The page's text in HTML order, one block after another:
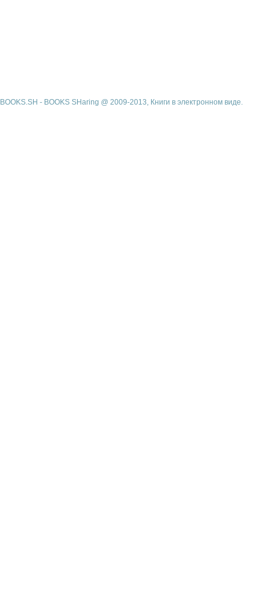
BOOKS.SH - BOOKS SHaring @ 2009-2013, Книги в электронном виде.